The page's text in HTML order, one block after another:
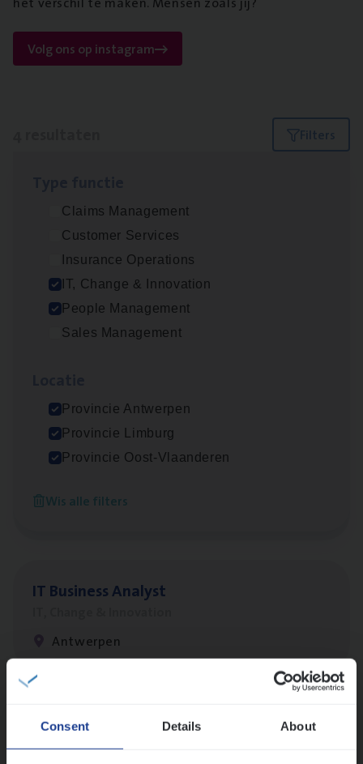
Consent Details About
Volg ons op instagram
Filters
Claims Management
Customer Services
Insurance Operations
IT, Change & Innovation
People Management
Sales Management
Provincie Antwerpen
Provincie Limburg
Provincie Oost-Vlaanderen
Wis alle filters
Test Ana­lyst
IT, Change & Innovation
Antwerpen
Busi­ness Mana­ger Mari­ne Cargo
(Agi­le)ITPro­ject Manager
Antwerpen
ITBusi­ness Analyst
Antwerpen
Lees onze verhalen
Meer dan collega’s: hoe Julie en Aurélie elkaar